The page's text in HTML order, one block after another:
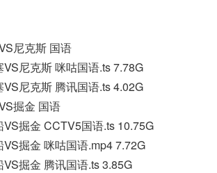
尼克斯 国语
尼克斯 咪咕国语.ts 7.78G
尼克斯 腾讯国语.ts 4.02G
掘金 国语
掘金 CCTV5国语.ts 10.75G
掘金 咪咕国语.mp4 7.72G
掘金 腾讯国语.ts 3.85G